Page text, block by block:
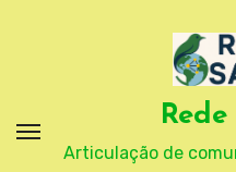
Articulação de